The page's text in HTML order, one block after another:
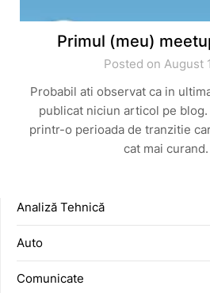
Primul (meu)
Posted on August
Probabil ati observat ca in
publicat niciun articol pe
printr-o perioada de tranzitie
cat mai
Analiză Tehnică
Auto
Comunicate